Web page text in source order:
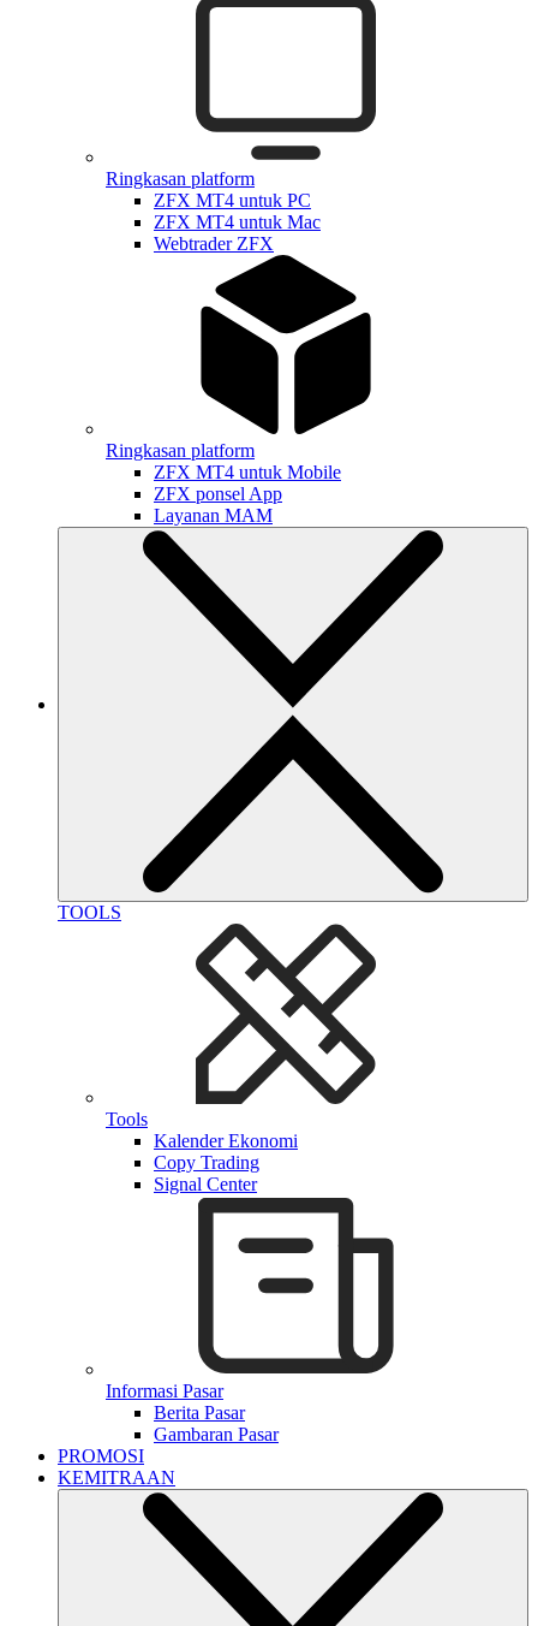
Ringkasan platform
ZFX MT4 untuk PC
ZFX MT4 untuk Mac
Webtrader ZFX
Ringkasan platform
ZFX MT4 untuk Mobile
ZFX ponsel App
Layanan MAM
TOOLS
Tools
Kalender Ekonomi
Copy Trading
Signal Center
Informasi Pasar
Berita Pasar
Gambaran Pasar
PROMOSI
KEMITRAAN